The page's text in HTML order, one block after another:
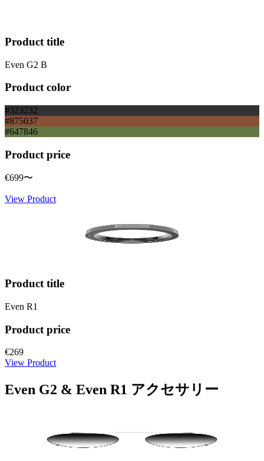
Product title
Even G2 B
Product color
#323232
#875037
#647846
Product price
€699〜
View Product
Product title
Even R1
Product price
€269
View Product
Even G2 & Even R1 アクセサリー